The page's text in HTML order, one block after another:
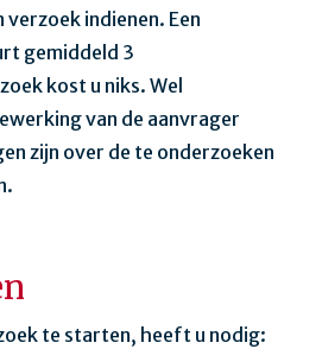
indienen. Een
gemiddeld 3
kost u niks. Wel
van de aanvrager
zijn over de te onderzoeken
te starten, heeft u nodig: